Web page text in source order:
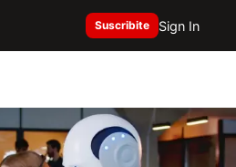
Suscribite Sign In